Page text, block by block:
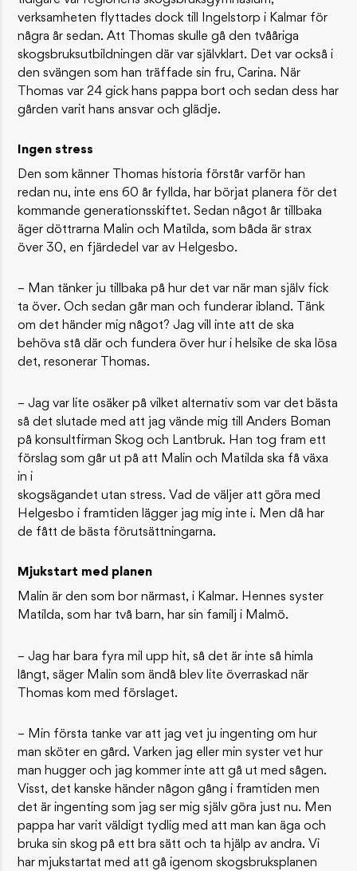
verksamheten flyttades dock till Ingelstorp i Kalmar för
några år sedan. Att Thomas skulle gå den tvååriga
skogsbruksutbildningen där var självklart. Det var också i
den svängen som han träffade sin fru, Carina. När
Thomas var 24 gick hans pappa bort och sedan dess har
gården varit hans ansvar och glädje.
Ingen stress
Den som känner Thomas historia förstår varför han
redan nu, inte ens 60 år fyllda, har börjat planera för det
kommande generationsskiftet. Sedan något år tillbaka
äger döttrarna Malin och Matilda, som båda är strax
över 30, en fjärdedel var av Helgesbo.
– Man tänker ju tillbaka på hur det var när man själv fick
ta över. Och sedan går man och funderar ibland. Tänk
om det händer mig något? Jag vill inte att de ska
behöva stå där och fundera över hur i helsike de ska lösa
det, resonerar Thomas.
– Jag var lite osäker på vilket alternativ som var det bästa
så det slutade med att jag vände mig till Anders Boman
på konsultfirman Skog och Lantbruk. Han tog fram ett
förslag som går ut på att Malin och Matilda ska få växa
in i
skogsägandet utan stress. Vad de väljer att göra med
Helgesbo i framtiden lägger jag mig inte i. Men då har
de fått de bästa förutsättningarna.
Mjukstart med planen
Malin är den som bor närmast, i Kalmar. Hennes syster
Matilda, som har två barn, har sin familj i Malmö.
– Jag har bara fyra mil upp hit, så det är inte så himla
långt, säger Malin som ändå blev lite överraskad när
Thomas kom med förslaget.
– Min första tanke var att jag vet ju ingenting om hur
man sköter en gård. Varken jag eller min syster vet hur
man hugger och jag kommer inte att gå ut med sågen.
Visst, det kanske händer någon gång i framtiden men
det är ingenting som jag ser mig själv göra just nu. Men
pappa har varit väldigt tydlig med att man kan äga och
bruka sin skog på ett bra sätt och ta hjälp av andra. Vi
har mjukstartat med att gå igenom skogsbruksplanen